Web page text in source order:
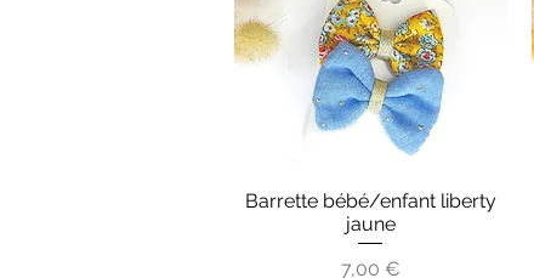
Aperçu rapide
Barrette bébé/enfant liberty
jaune
Prix
7,00 €